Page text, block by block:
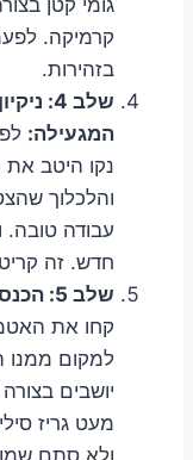
קרמיקה.
בזהירות.
שלב 4:
המגעילה:
נקו היטב
והלכלוך
עבודה טובה.
חדש. זה
שלב 5: הכנסת האטמים החדשים – באהבה:
קחו את
למקום ממנו
יושבים
מעט גריז
ולא סתם